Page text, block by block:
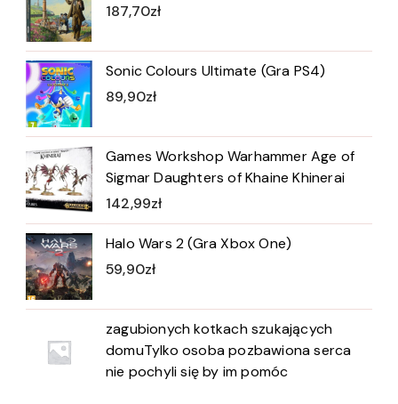
187,70zł
Sonic Colours Ultimate (Gra PS4)
89,90zł
Games Workshop Warhammer Age of
Sigmar Daughters of Khaine Khinerai
142,99zł
Halo Wars 2 (Gra Xbox One)
59,90zł
zagubionych kotkach szukających
domuTylko osoba pozbawiona serca
nie pochyli się by im pomóc